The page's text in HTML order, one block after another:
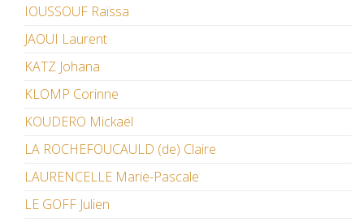
IOUSSOUF Raïssa
JAOUI Laurent
KATZ Johana
KLOMP Corinne
KOUDERO Mickaël
LA ROCHEFOUCAULD (de) Claire
LAURENCELLE Marie-Pascale
LE GOFF Julien